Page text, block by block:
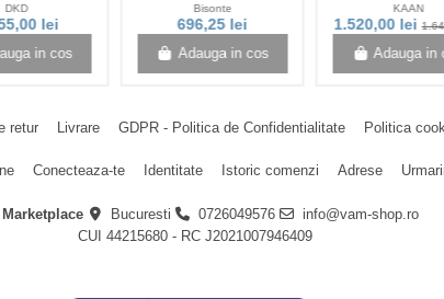
DKD
lei
in cos
Bisonte
696,25 lei
Adauga in cos
KAAN
1.520,00 lei
Adauga in
retur Livrare GDPR - Politica de Confidentialitate Politica
Conecteaza-te Identitate Istoric comenzi Adrese
Marketplace Bucuresti 0726049576
info@vam-shop.ro
CUI 44215680 - RC J2021007946409